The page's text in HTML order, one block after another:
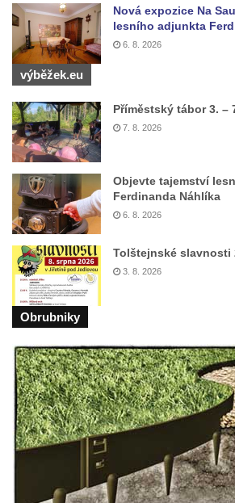
Kamenném Újezdě
Socha na náměstí J. V. Kamarýta ve
Velešíně
Pomník J. V. Kamarýta v Krumlovské ulici
Pamětní deska arcibiskupa Micara ve
vstupu do poutního místa Římov
Liberci
Pamětní deska Vojtěcha Kocmicha na
domě čp. 37 v ulici Betlém v Římově
Pomník na paměť zrušení roboty v Plavu
Socha vodníka v Plavu
Socha svatého Jana Nepomuckého v
Třebušíně
Pamětní deska Johanna Nepomuka
Fischera na domě čp. 5/16 na třídě 9.
května v Rumburku
Pamětní deska Johanna Neumanna
severně od Tokáně
Obrázek svatého Huberta na buku
Huberta
Nová expozice Na
lesního adjunkta
6. 8. 2026
výběžek.eu
Příměstský tábor 3. –
7. 8. 2026
Objevte tajemství
Ferdinanda Náhlíka
6. 8. 2026
Tolštejnské slavnosti
3. 8. 2026
Obrubniky